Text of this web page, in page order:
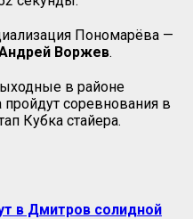
Пономарёва —
Воржев.
в районе
соревнования в
Кубка стайера.
в Дмитров солидной